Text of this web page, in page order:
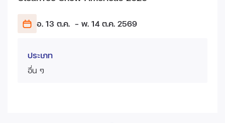
อ. 13 ต.ค. - พ. 14 ต.ค. 2569
ประเภท
อื่น ๆ